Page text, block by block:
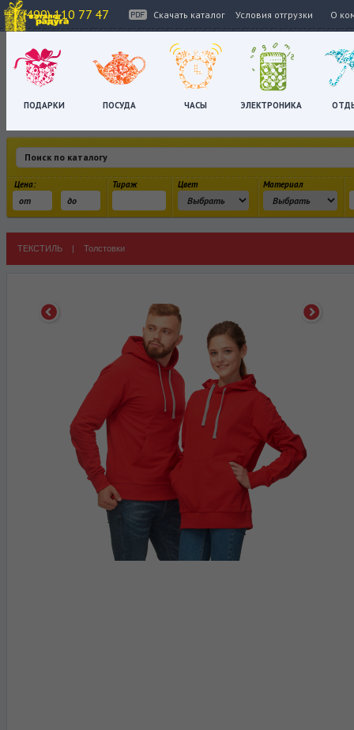
+7 (499) 110 77 47 Скачать каталог Условия отгрузки О
ПОДАРКИ ПОСУДА ЧАСЫ ЭЛЕКТРОНИКА
Цена: Тираж Цвет Материал
ТЕКСТИЛЬ | Толстовки